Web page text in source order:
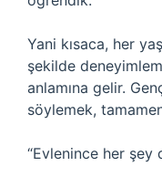
Yani kısaca, her
şekilde
anlamına gelir.
söylemek,
“Evlenince her şey